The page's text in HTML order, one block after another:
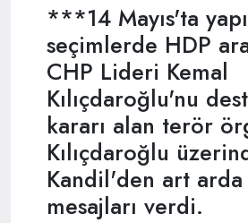
***14 Mayıs'ta
seçimlerde HDP
CHP Lideri Kemal
Kılıçdaroğlu'nu
kararı alan terör
Kılıçdaroğlu
Kandil'den art arda
mesajları verdi.